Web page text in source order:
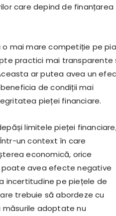
care depind de finanțarea
mai mare competiție pe
practici mai transparente
ar putea avea un
de condiții mai
pieței financiare.
limitele pieței
un context în care
economică, orice
avea efecte negative
incertitudine pe piețele de
trebuie să abordeze cu
adoptate nu